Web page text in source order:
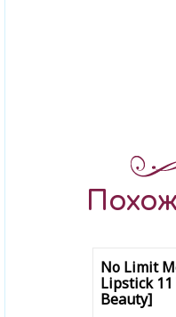
No Limit
Lipstick
Beauty]